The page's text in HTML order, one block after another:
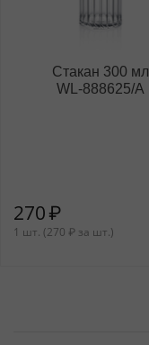
Стакан 300 мл
WL‑888625/A
270₽
1 шт. (270 ₽ за шт.)